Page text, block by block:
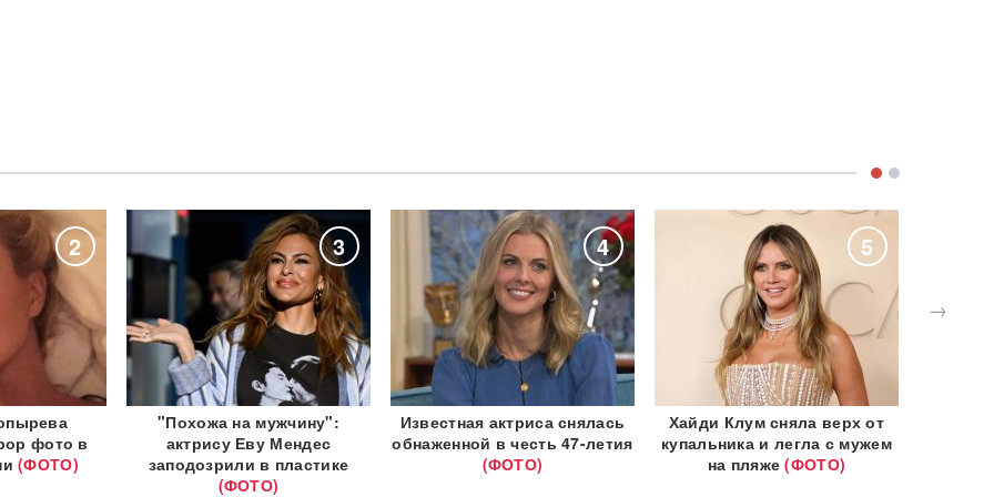
2
фото в
(ФОТО)
3
"Похожа на мужчину":
актрису Еву Мендес
заподозрили в пластике
(ФОТО)
4
Известная актриса снялась
обнаженной в честь 47-летия
(ФОТО)
5
Хайди Клум сняла верх от
купальника и легла с мужем
на пляже (ФОТО)
→